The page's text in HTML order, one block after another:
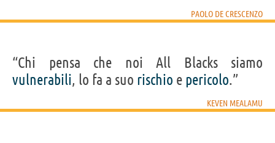
PAOLO DE CRESCENZO
“Chi pensa che noi All Blacks siamo
vulnerabili, lo fa a suo rischio e pericolo.”
KEVEN MEALAMU